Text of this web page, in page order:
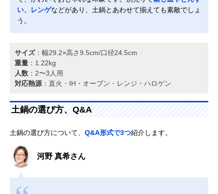
い、レンゲなどがあり、土鍋とあわせて揃えても素敵でしょ
う。
サイズ：幅29.2×高さ9.5cm/口径24.5cm
重量 ：1.22kg
人数 ：2〜3人用
対応熱源 ：直火・IH・オーブン・レンジ・ハロゲン
土鍋の選び方、Q&A
土鍋の選び方について、 Q&A形式で3つ紹介します。
河野 真希さん